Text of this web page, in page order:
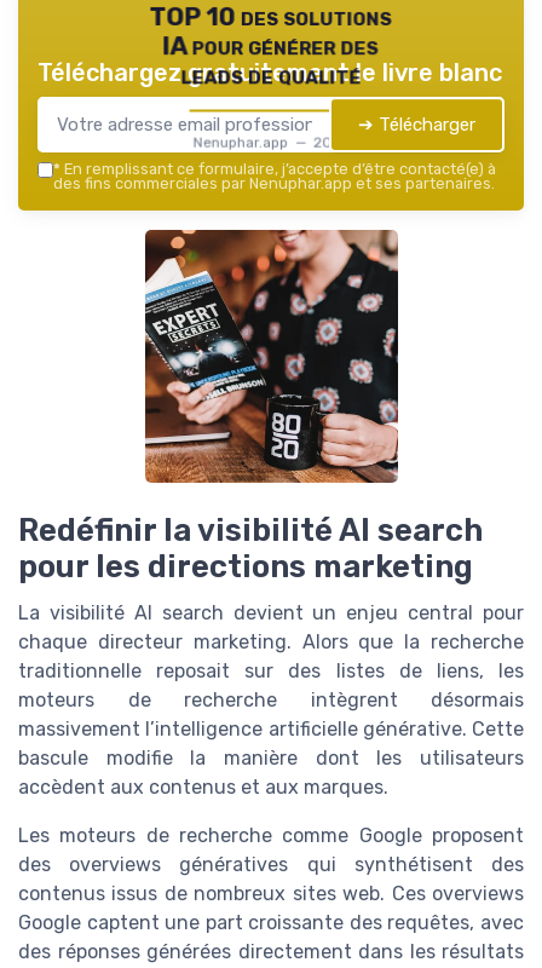
TOP 10 des solutions
IA pour générer des
leads de qualité
Nenuphar.app — 2026
Téléchargez gratuitement le livre blanc
➔ Télécharger
* En remplissant ce formulaire, j’accepte d’être contacté(e) à
des fins commerciales par Nenuphar.app et ses partenaires.
Redéfinir la visibilité AI search
pour les directions marketing
La visibilité AI search devient un enjeu central pour
chaque directeur marketing. Alors que la recherche
traditionnelle reposait sur des listes de liens, les
moteurs de recherche intègrent désormais
massivement l’intelligence artificielle générative. Cette
bascule modifie la manière dont les utilisateurs
accèdent aux contenus et aux marques.
Les moteurs de recherche comme Google proposent
des overviews génératives qui synthétisent des
contenus issus de nombreux sites web. Ces overviews
Google captent une part croissante des requêtes, avec
des réponses générées directement dans les résultats